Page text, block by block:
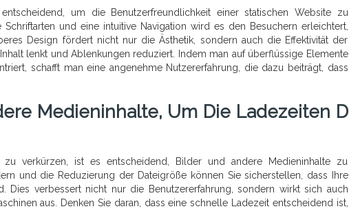
um die Benutzerfreundlichkeit einer statischen Website zu
und eine intuitive Navigation wird es den Besuchern erleichtert,
Design fördert nicht nur die Ästhetik, sondern auch die Effektivität der
lenkt und Ablenkungen reduziert. Indem man auf überflüssige Elemente
schafft man eine angenehme Nutzererfahrung, die dazu beiträgt, dass
Medieninhalte, Um Die Ladezeiten D
verkürzen, ist es entscheidend, Bilder und andere Medieninhalte zu
und die Reduzierung der Dateigröße können Sie sicherstellen, dass Ihre
verbessert nicht nur die Benutzererfahrung, sondern wirkt sich auch
aus. Denken Sie daran, dass eine schnelle Ladezeit entscheidend ist,